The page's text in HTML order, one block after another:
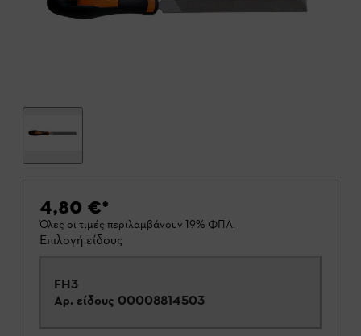
4,80 €*
Όλες οι τιμές περιλαμβάνουν 19% ΦΠΑ.
Επιλογή είδους
FH3
Αρ. είδους 00008814503